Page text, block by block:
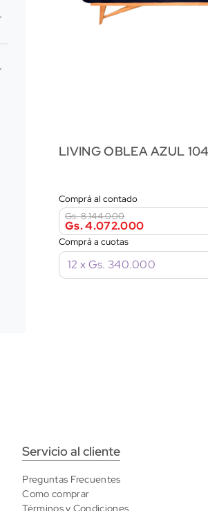
LIVING OBLEA AZUL
Comprá al contado
Gs. 8.144.000
Gs. 4.072.000
Comprá a cuotas
Servicio al cliente
Preguntas Frecuentes
Como comprar
Términos y Condiciones